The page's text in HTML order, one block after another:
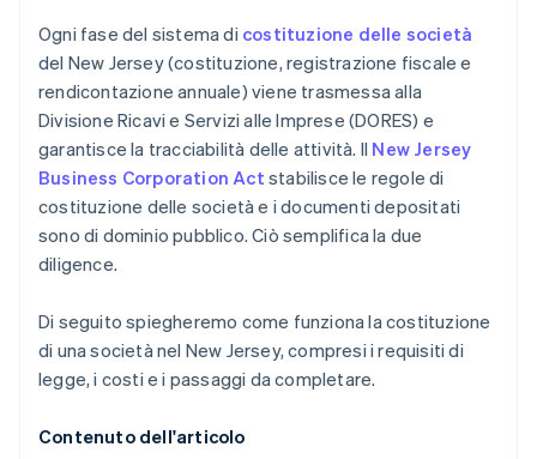
registri (atto costitutivo)
Organizza internamente la società
Acquisto di azioni senza contanti da parte del
fondatore
Presentazione automatica della dichiarazione
fiscale 83(b)
Documenti legali aziendali con idoneità globale
Un anno gratuito di Stripe Payments, più 50.000
USD in crediti e sconti offerti dai partner
Ogni fase del sistema di costituzione delle società
del New Jersey (costituzione, registrazione fiscale e
rendicontazione annuale) viene trasmessa alla
Divisione Ricavi e Servizi alle Imprese (DORES) e
garantisce la tracciabilità delle attività. Il New Jersey
Business Corporation Act stabilisce le regole di
costituzione delle società e i documenti depositati
sono di dominio pubblico. Ciò semplifica la due
diligence.
Di seguito spiegheremo come funziona la costituzione
di una società nel New Jersey, compresi i requisiti di
legge, i costi e i passaggi da completare.
Contenuto dell'articolo